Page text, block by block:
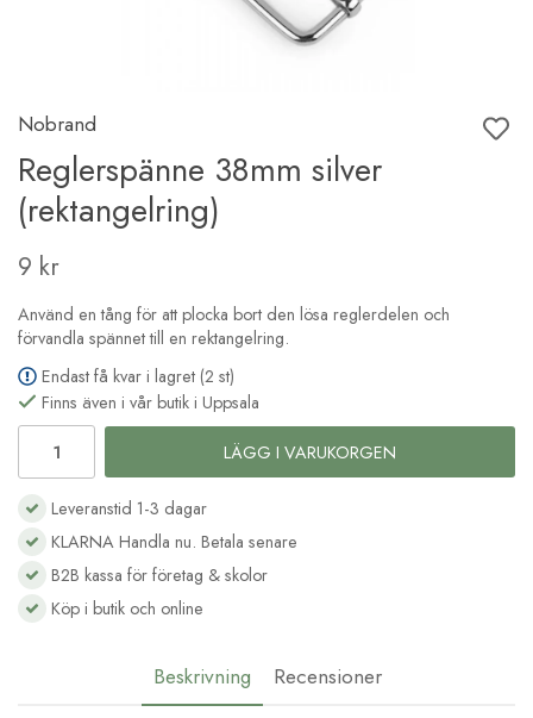
Nobrand
Reglerspänne 38mm silver
(rektangelring)
9 kr
Använd en tång för att plocka bort den lösa reglerdelen och
förvandla spännet till en rektangelring.
Endast få kvar i lagret (2 st)
Finns även i vår butik i Uppsala
LÄGG I VARUKORGEN
Leveranstid 1-3 dagar
KLARNA Handla nu. Betala senare
B2B kassa för företag & skolor
Köp i butik och online
Beskrivning Recensioner